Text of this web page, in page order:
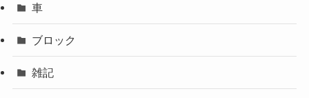
車
ブロック
雑記